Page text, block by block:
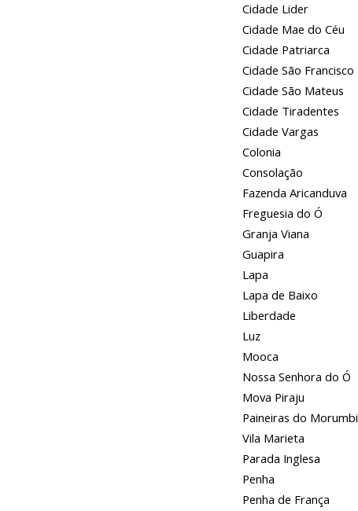
Cidade Lider
Cidade Mae do Céu
Cidade Patriarca
Cidade São Francisco
Cidade São Mateus
Cidade Tiradentes
Cidade Vargas
Colonia
Consolação
Fazenda Aricanduva
Freguesia do Ó
Granja Viana
Guapira
Lapa
Lapa de Baixo
Liberdade
Luz
Mooca
Nossa Senhora do Ó
Mova Piraju
Paineiras do Morumbi
Vila Marieta
Parada Inglesa
Penha
Penha de França